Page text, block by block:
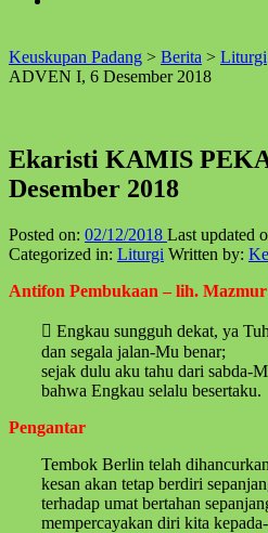
↑
Keuskupan Padang > Berita > Liturgi
ADVEN I, 6 Desember 2018
Ekaristi KAMIS
Desember 2018
Posted on: 02/12/2018 Last updated
Categorized in: Liturgi Written by:
Antifon Pembukaan – lih. Mazmur
 Engkau sungguh dekat, ya
dan segala jalan-Mu benar;
sejak dulu aku tahu dari sabda-
bahwa Engkau selalu besertaku.
Pengantar
Tembok Berlin telah
kesan akan tetap berdiri
terhadap umat bertahan
mempercayakan diri kita